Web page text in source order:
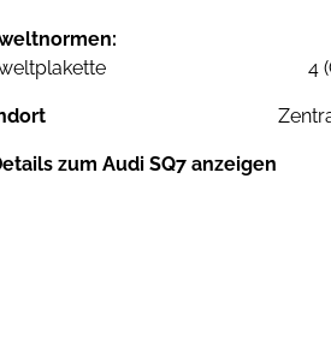
4
zum Audi SQ7 anzeigen